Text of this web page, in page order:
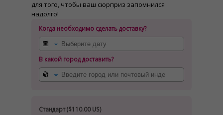
для того, чтобы ваш сюрприз запомнился
надолго!
Когда необходимо сделать доставку?
В какой город доставить?
Стандарт ($110.00 US)